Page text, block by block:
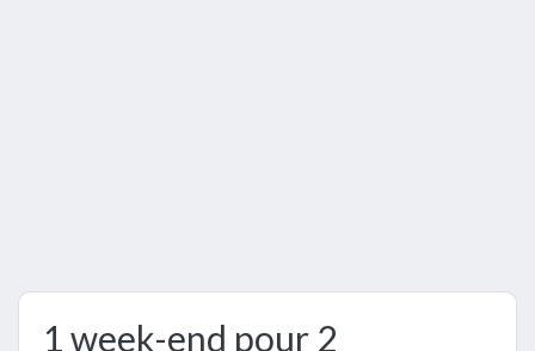
1 week-end pour 2